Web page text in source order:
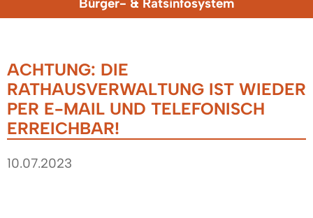
ACHTUNG: DIE
RATHAUSVERWALTUNG IST WIEDER
PER E-MAIL UND TELEFONISCH
ERREICHBAR!
10.07.2023